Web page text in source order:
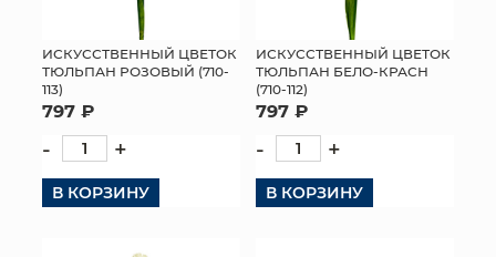
ИСКУССТВЕННЫЙ ЦВЕТОК
ТЮЛЬПАН РОЗОВЫЙ (710-
113)
797 ₽
- +
В КОРЗИНУ
ИСКУССТВЕННЫЙ ЦВЕТОК
ТЮЛЬПАН БЕЛО-КРАСН
(710-112)
797 ₽
- +
В КОРЗИНУ